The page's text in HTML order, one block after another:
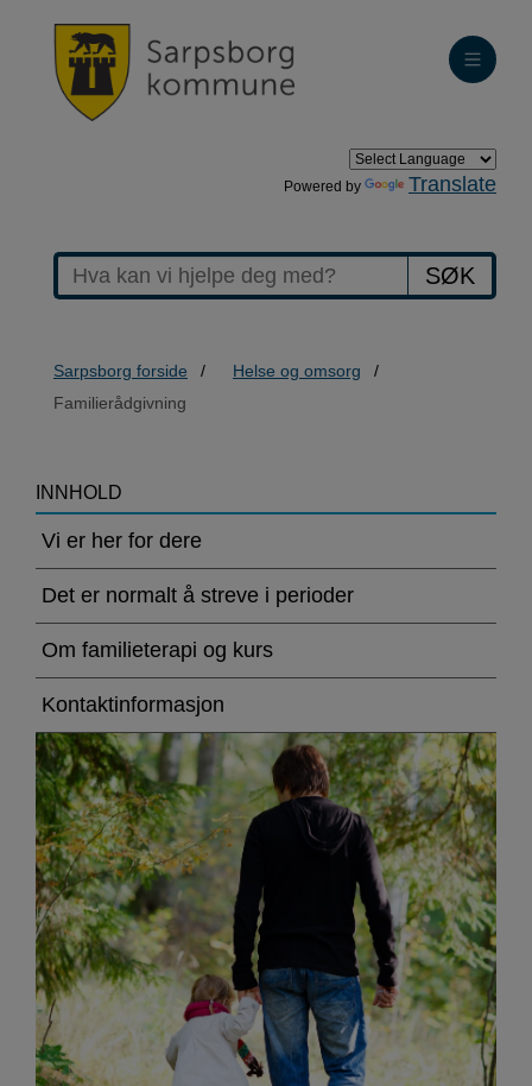
Powered by Translate
SØK
Sarpsborg forside
Helse og omsorg
Familierådgivning
>Familierådgivning
INNHOLD
Vi er her for dere
Det er normalt å streve i perioder
Om familieterapi og kurs
Kontaktinformasjon